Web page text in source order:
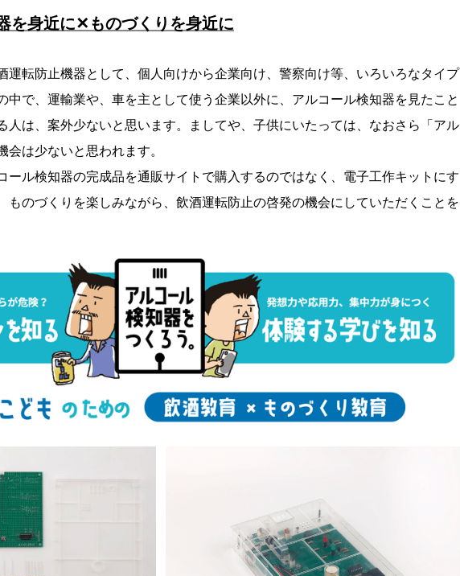
を⾝近に✕ものづくりを身近に
運転防⽌機器として、個⼈向けから企業向け、警察向け等、いろいろなタイプ
中で、運輸業や、⾞を主として使う企業以外に、アルコール検知器を⾒たこと
⼈は、案外少ないと思います。ましてや、⼦供にいたっては、なおさら「アル
は少ないと思われます。
ール検知器の完成品を通販サイトで購⼊するのではなく、電⼦⼯作キットにす
ものづくりを楽しみながら、飲酒運転防⽌の啓発の機会にしていただくことを